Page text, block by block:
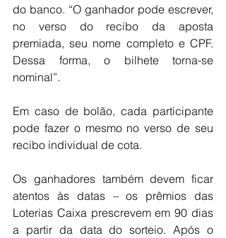
do banco. “O ganhador pode escrever,
no verso do recibo da aposta
premiada, seu nome completo e CPF.
Dessa forma, o bilhete torna-se
nominal”.
Em caso de bolão, cada participante
pode fazer o mesmo no verso de seu
recibo individual de cota.
Os ganhadores também devem ficar
atentos às datas – os prêmios das
Loterias Caixa prescrevem em 90 dias
a partir da data do sorteio. Após o